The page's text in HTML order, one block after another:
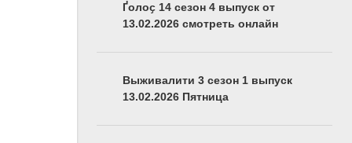
Ґолоҫ 14 сезон 4 выпуск от
13.02.2026 смотреть онлайн
Выживалити 3 сезон 1 выпуск
13.02.2026 Пятница